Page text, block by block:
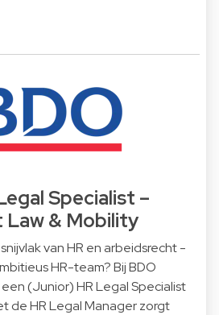
Specialist –
Law & Mobility
van HR en arbeidsrecht -
HR-team? Bij BDO
(Junior) HR Legal Specialist
de HR Legal Manager zorgt